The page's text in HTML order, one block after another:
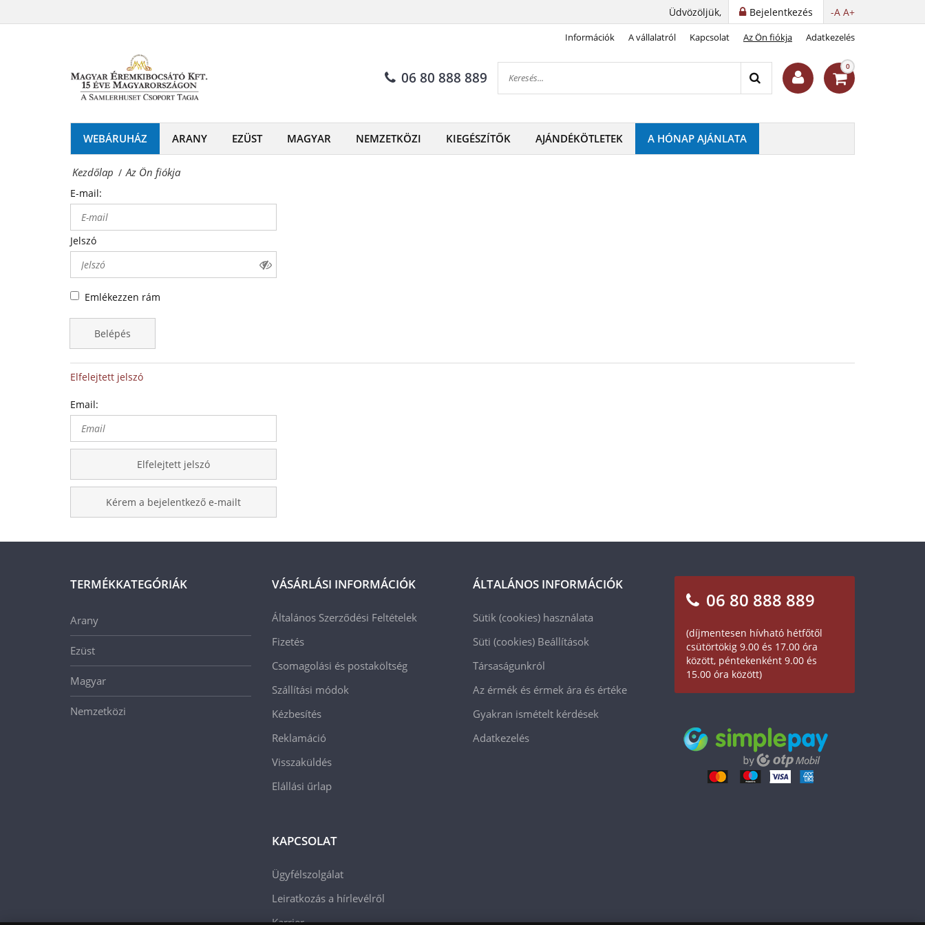
Magyar
Kft.
-
Érmék
és
emlékérmek
hivatalos
forgalmazója!
-A A+
Bejelentkezés
Üdvözöljük,
Információk A vállalatról Kapcsolat Az Ön fiókja Adatkezelés
06 80 888 889
0
WEBÁRUHÁZ ARANY EZÜST MAGYAR NEMZETKÖZI KIEGÉSZÍTŐK AJÁNDÉKÖTLETEK A HÓNAP AJÁNLATA
Kezdőlap / Az Ön fiókja
E-mail:
Jelszó
Emlékezzen rám
Belépés
Elfelejtett jelszó
Email:
Elfelejtett jelszó
Kérem a bejelentkező e-mailt
TERMÉKKATEGÓRIÁK
Arany
Ezüst
Magyar
Nemzetközi
VÁSÁRLÁSI INFORMÁCIÓK
Általános Szerződési Feltételek
Fizetés
Csomagolási és postaköltség
Szállítási módok
Kézbesítés
Reklamáció
Visszaküldés
Elállási űrlap
KAPCSOLAT
Ügyfélszolgálat
Leiratkozás a hírlevélről
ÁLTALÁNOS INFORMÁCIÓK
Sütik (cookies) használata
Süti (cookies) Beállítások
Társaságunkról
Az érmék és érmek ára és értéke
Gyakran ismételt kérdések
Adatkezelés
06 80 888 889
(díjmentesen hívható hétfőtől
csütörtökig 9.00 és 17.00 óra
között, péntekenként 9.00 és
15.00 óra között)
emlékérmek
forgalmazója!